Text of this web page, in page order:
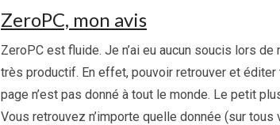
ZeroPC, mon avis
ZeroPC est fluide. Je n’ai eu aucun soucis lors
très productif. En effet, pouvoir retrouver et
page n’est pas donné à tout le monde. Le petit
Vous retrouvez n’importe quelle donnée (sur